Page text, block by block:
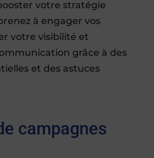
campagnes